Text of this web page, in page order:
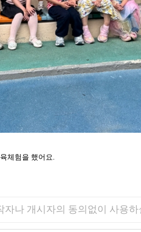
체험을 했어요.
자나 개시자의 동의없이 사용